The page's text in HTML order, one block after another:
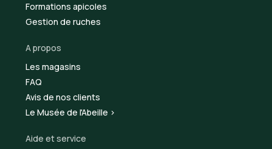
Formations apicoles
Gestion de ruches
A propos
Les magasins
FAQ
Avis de nos clients
Le Musée de l'Abeille >
Aide et service